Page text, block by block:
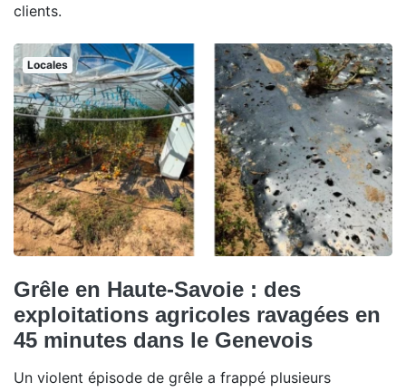
clients.
Locales
Grêle en Haute-Savoie : des
exploitations agricoles ravagées en
45 minutes dans le Genevois
Un violent épisode de grêle a frappé plusieurs